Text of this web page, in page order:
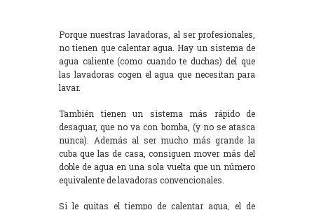
Porque nuestras lavadoras, al ser profesionales,
no tienen que calentar agua. Hay un sistema de
agua caliente (como cuando te duchas) del que
las lavadoras cogen el agua que necesitan para
lavar.
También tienen un sistema más rápido de
desaguar, que no va con bomba, (y no se atasca
nunca). Además al ser mucho más grande la
cuba que las de casa, consiguen mover más del
doble de agua en una sola vuelta que un número
equivalente de lavadoras convencionales.
Si le quitas el tiempo de calentar agua, el de